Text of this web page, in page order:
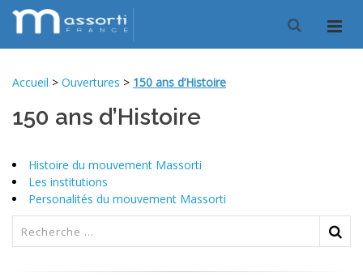
Accueil > Ouvertures > 150 ans d’Histoire
150 ans d’Histoire
Histoire du mouvement Massorti
Les institutions
Personalités du mouvement Massorti